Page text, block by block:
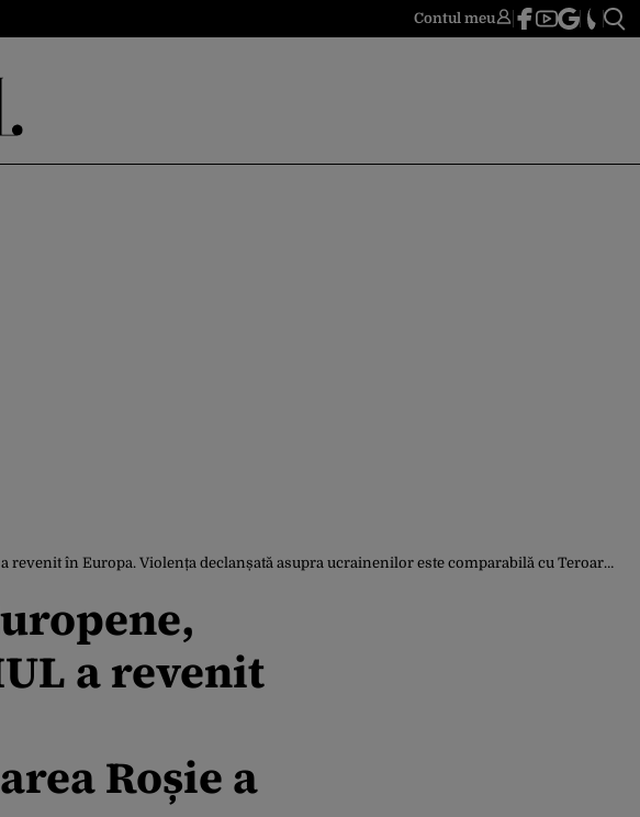
Contul meu
Violența declanșată asupra ucrainenilor este comparabilă cu Teroarea Roșie a lui Stalin”
a revenit
Roșie a